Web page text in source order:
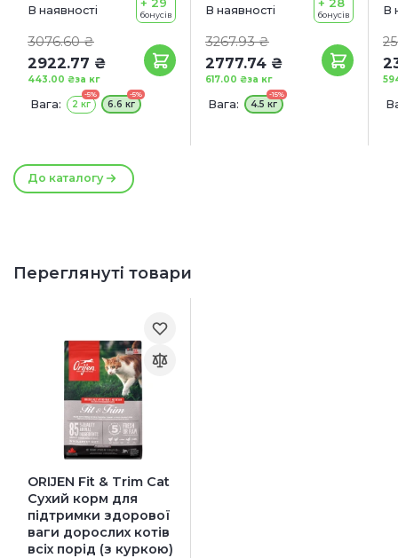
До каталогу
В наявності
3076.60 ₴
2922.77 ₴
за кг
443.00 ₴
бонусів
Вага:
-5%
2 кг
-5%
6.6 кг
В наявності
3267.93 ₴
2777.74 ₴
за кг
617.00 ₴
бонусів
Вага:
-15%
4.5 кг
В
Переглянуті товари
ORIJEN Fit & Trim Cat
Сухий корм для
підтримки здорової
ваги дорослих котів
всіх порід (з куркою)